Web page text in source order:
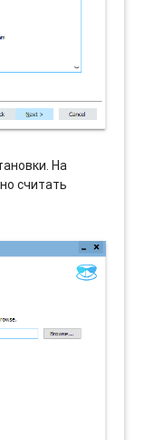
На
считать